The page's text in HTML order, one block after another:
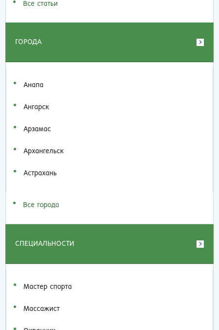
Все статьи
ГОРОДА
Анапа
Ангарск
Арзамас
Архангельск
Астрахань
Все города
СПЕЦИАЛЬНОСТИ
Мастер спорта
Массажист